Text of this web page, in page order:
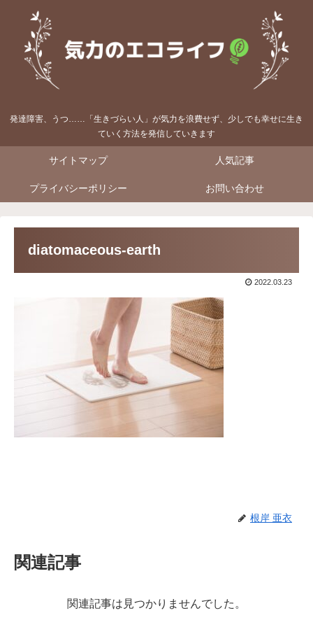
発達障害、うつ……「生きづらい人」が気力を浪費せず、少しでも幸せに生き
ていく方法を発信していきます
サイトマップ 人気記事
プライバシーポリシー お問い合わせ
diatomaceous-earth
2022.03.23
根岸 亜衣
関連記事
関連記事は見つかりませんでした。